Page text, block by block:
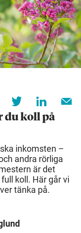
du koll på
inkomsten –
andra rörliga
är det
koll. Här går vi
tänka på.